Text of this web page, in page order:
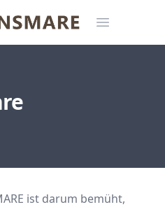
Open menu
ist darum bemüht,